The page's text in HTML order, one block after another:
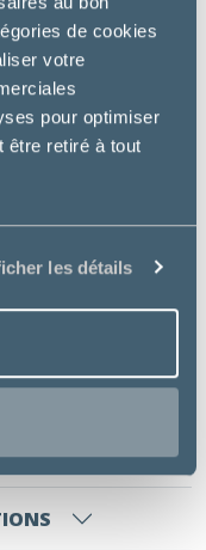
de cookies
votre
pour optimiser
être retiré à tout
les détails
sélectionnés par
avec près de 40